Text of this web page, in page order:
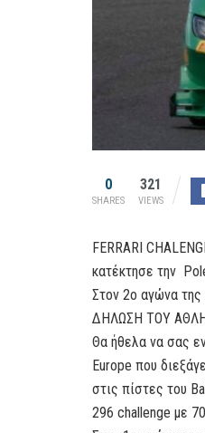
0
SHARES
321
VIEWS
FERRARI
κατέκτησε την
Στον 2ο αγώνα της
ΔΗΛΩΣΗ ΤΟΥ
Θα ήθελα να σας
Europe που
στις πίστες του
296 challenge με